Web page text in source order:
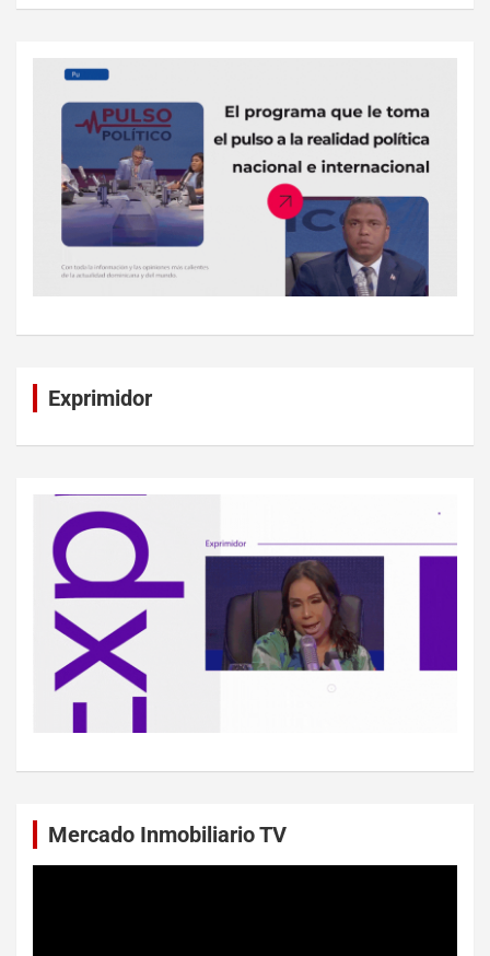
Exprimidor
Mercado Inmobiliario TV